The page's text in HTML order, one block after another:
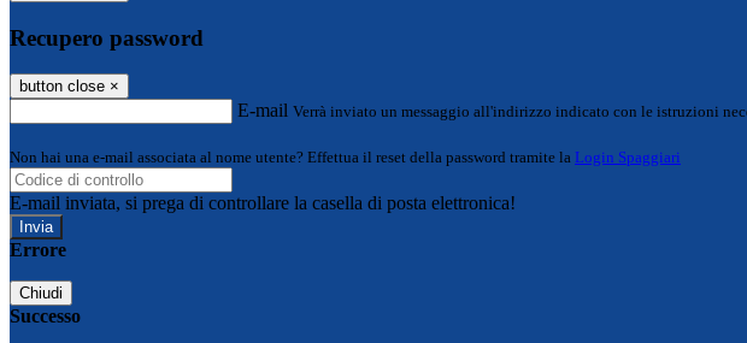
Recupero password
button close ×
E-mail Verrà inviato un messaggio all'indirizzo indicato con le istruzioni
Non hai una e-mail associata al nome utente? Effettua il reset della password tramite la Login Spaggiari
E-mail inviata, si prega di controllare la casella di posta elettronica!
Errore
Chiudi
Successo